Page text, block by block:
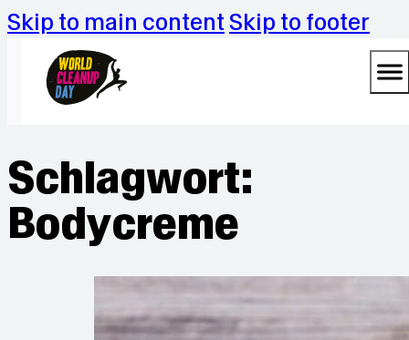
Skip to main content Skip to footer
Schlagwort:
Bodycreme